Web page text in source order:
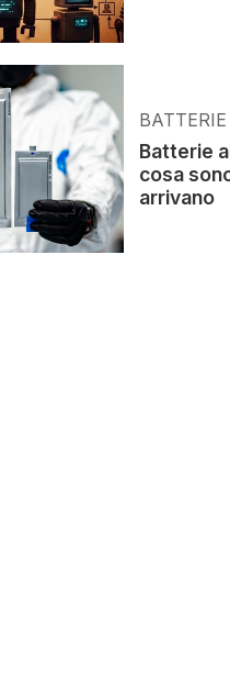
BATTERIE
Batterie
cosa
arrivano